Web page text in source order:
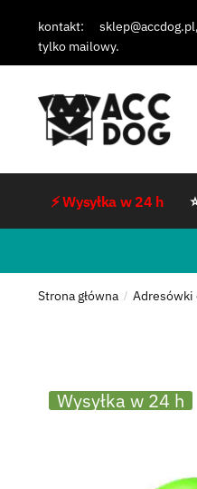
kontakt:
tylko mailowy.
⚡ Wysyłka w 24 h
Strona główna / Adresówki
Wysyłka w 24 h